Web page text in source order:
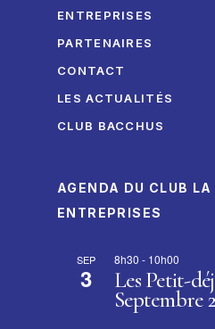
ENTREPRISES
PARTENAIRES
CONTACT
LES ACTUALITÉS
CLUB BACCHUS
AGENDA DU CLUB LA
ENTREPRISES
SEP
3
8h30 - 10h00
Les Petit-
Septembre